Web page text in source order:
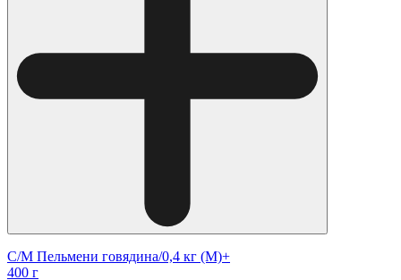
С/М Пельмени говядина/0,4 кг (М)+
400 г